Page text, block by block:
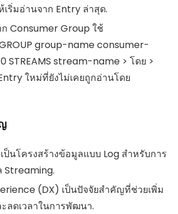
เริ่มอ่านจาก Entry ล่าสุด.
Consumer Group ใช้
GROUP group-name consumer-
STREAMS stream-name > โดย >
ใหม่ที่ยังไม่เคยถูกอ่านโดย
ป็นโครงสร้างข้อมูลแบบ Log สำหรับการ
Streaming.
(DX) เป็นปัจจัยสำคัญที่ช่วยเพิ่ม
ลดเวลาในการพัฒนา.